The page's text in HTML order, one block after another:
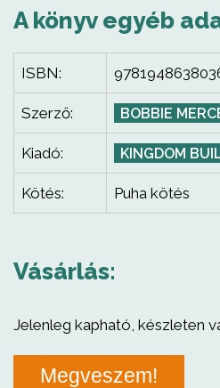
A könyv egyéb
ISBN:
Szerző: BOBBIE
Kiadó: KINGDOM
Kötés: Puha kötés
Vásárlás:
Jelenleg kapható, készleten
Megveszem!